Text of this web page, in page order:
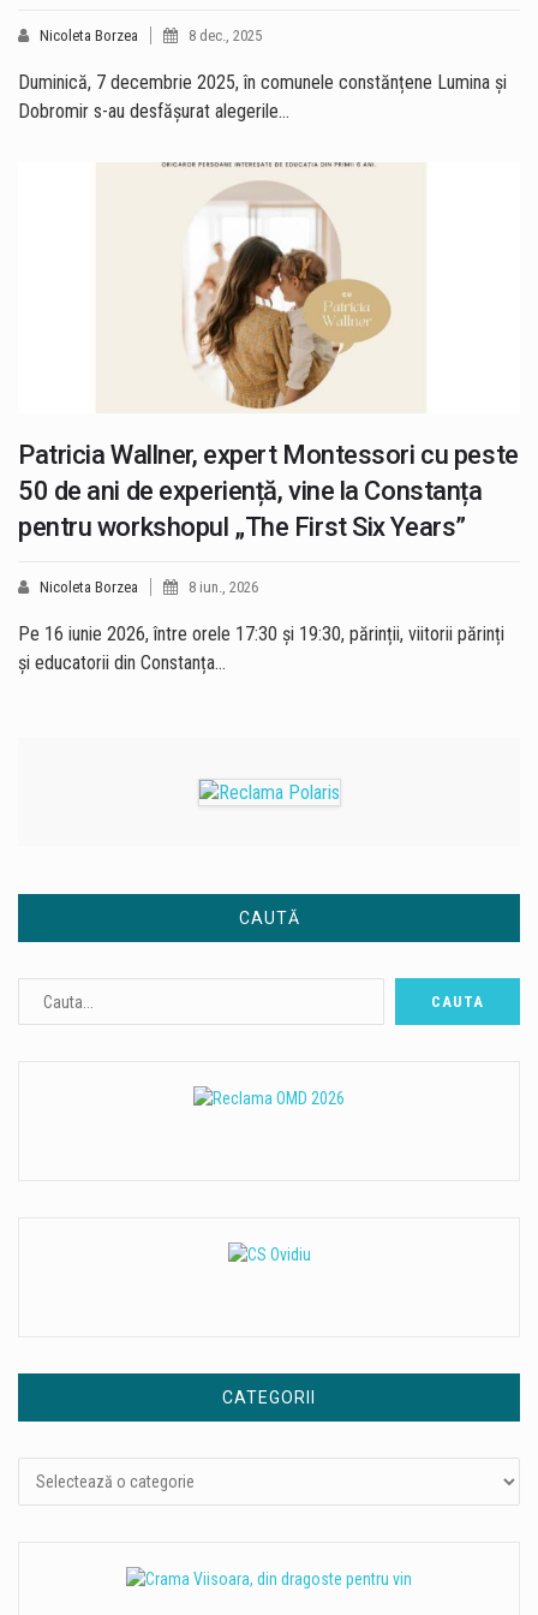
Nicoleta Borzea 8 dec., 2025
Duminică, 7 decembrie 2025, în comunele constănțene Lumina și
Dobromir s-au desfășurat alegerile…
Patricia Wallner, expert Montessori cu peste
50 de ani de experiență, vine la Constanța
pentru workshopul „The First Six Years”
Nicoleta Borzea 8 iun., 2026
Pe 16 iunie 2026, între orele 17:30 și 19:30, părinții, viitorii părinți
și educatorii din Constanța…
CAUTĂ
CATEGORII